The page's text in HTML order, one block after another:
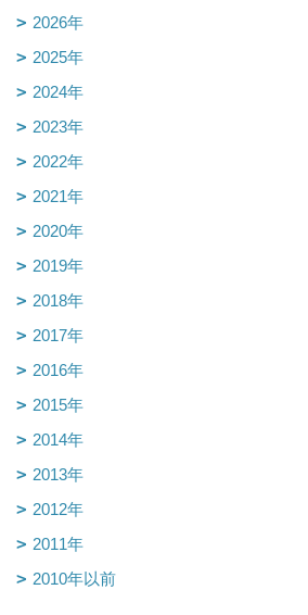
2026年
2025年
2024年
2023年
2022年
2021年
2020年
2019年
2018年
2017年
2016年
2015年
2014年
2013年
2012年
2011年
2010年以前